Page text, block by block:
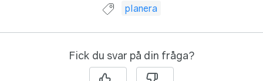
Guide taggad med:
planera
Fick du svar på din fråga?